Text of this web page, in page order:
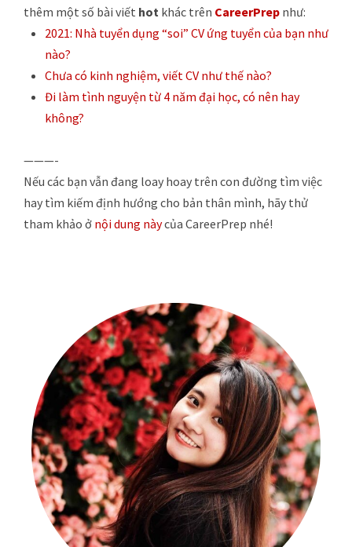
thêm một số bài viết hot khác trên CareerPrep như:
2021: Nhà tuyển dụng “soi” CV ứng tuyển của bạn như
nào?
Chưa có kinh nghiệm, viết CV như thế nào?
Đi làm tình nguyện từ 4 năm đại học, có nên hay
không?
———-
Nếu các bạn vẫn đang loay hoay trên con đường tìm việc
hay tìm kiếm định hướng cho bản thân mình, hãy thử
tham khảo ở nội dung nàycủa CareerPrep nhé!